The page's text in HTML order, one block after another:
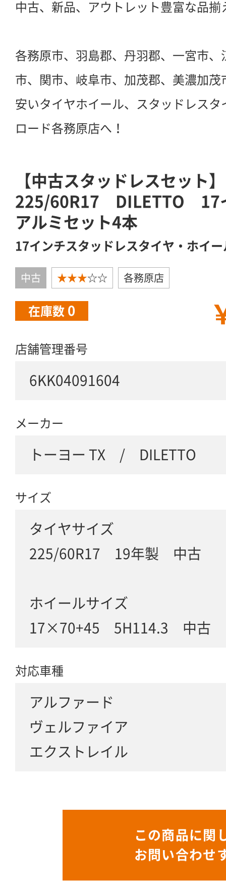
中古、新品、アウトレット豊富な品揃
各務原市、羽島郡、丹羽郡、一宮市
市、関市、岐阜市、加茂郡、美濃加茂
安いタイヤホイール、スタッドレス
ロード各務原店へ！
【中古スタッドレスセッ
225/60R17 DILETTO 17
アルミセット4本
17インチスタッドレスタイヤ・ホイ
中古 ★★★☆☆ 各務原店
在庫数 0
店舗管理番号
6KK04091604
メーカー
トーヨー TX / DILETTO
サイズ
タイヤサイズ
225/60R17 19年製 中古
ホイールサイズ
17×70+45 5H114.3 中古
対応車種
アルファード
ヴェルファイア
エクストレイル
この商品に関
お問い合わせ